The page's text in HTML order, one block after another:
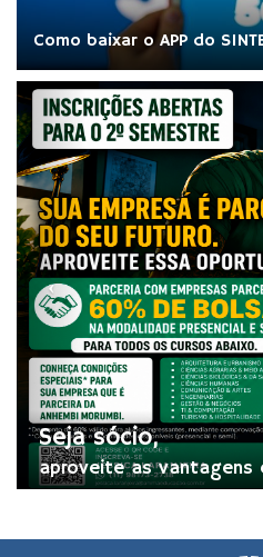
Como baixar o APP do
Seja sócio,
aproveite as vantagens